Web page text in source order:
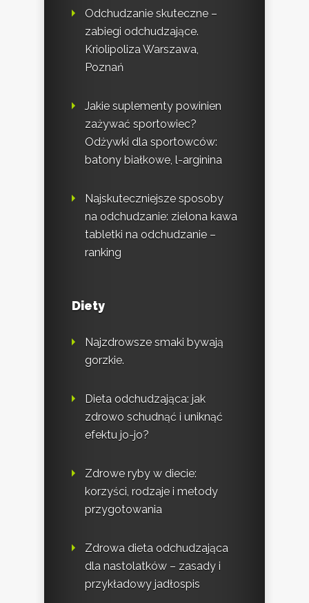
Odchudzanie skuteczne –
zabiegi odchudzające.
Kriolipoliza Warszawa,
Poznań
Jakie suplementy powinien
zażywać sportowiec?
Odżywki dla sportowców:
batony białkowe, l-arginina
Najskuteczniejsze sposoby
na odchudzanie: zielona kawa
tabletki na odchudzanie –
ranking
Diety
Najzdrowsze smaki bywają
gorzkie.
Dieta odchudzająca: jak
zdrowo schudnąć i uniknąć
efektu jo-jo?
Zdrowe ryby w diecie:
korzyści, rodzaje i metody
przygotowania
Zdrowa dieta odchudzająca
dla nastolatków – zasady i
przykładowy jadłospis